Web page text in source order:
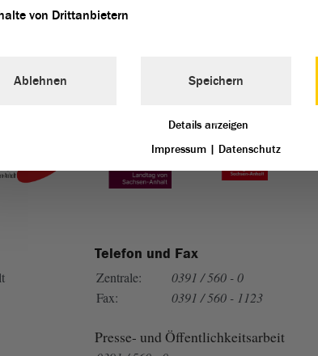
Landtag von Sachsen-Anhalt vertreten:
Telefon und Fax
Zentrale:
0391 / 560 - 0
Fax:
0391 / 560 - 1123
Presse- und Öffentlichkeitsarbeit
von Drittanbietern
Ablehnen Speichern
Details anzeigen
Impressum | Datenschutz